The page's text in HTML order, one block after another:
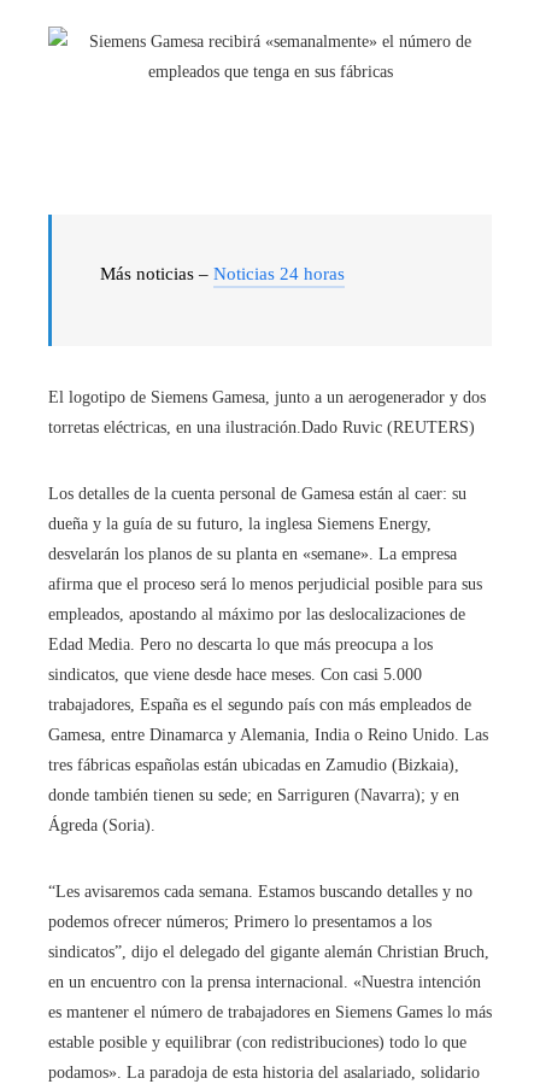
Más noticias – Noticias 24 horas
El logotipo de Siemens Gamesa, junto a un aerogenerador y dos
torretas eléctricas, en una ilustración.Dado Ruvic (REUTERS)
Los detalles de la cuenta personal de Gamesa están al caer: su
dueña y la guía de su futuro, la inglesa Siemens Energy,
desvelarán los planos de su planta en «semane». La empresa
afirma que el proceso será lo menos perjudicial posible para sus
empleados, apostando al máximo por las deslocalizaciones de
Edad Media. Pero no descarta lo que más preocupa a los
sindicatos, que viene desde hace meses. Con casi 5.000
trabajadores, España es el segundo país con más empleados de
Gamesa, entre Dinamarca y Alemania, India o Reino Unido. Las
tres fábricas españolas están ubicadas en Zamudio (Bizkaia),
donde también tienen su sede; en Sarriguren (Navarra); y en
Ágreda (Soria).
“Les avisaremos cada semana. Estamos buscando detalles y no
podemos ofrecer números; Primero lo presentamos a los
sindicatos”, dijo el delegado del gigante alemán Christian Bruch,
en un encuentro con la prensa internacional. «Nuestra intención
es mantener el número de trabajadores en Siemens Games lo más
estable posible y equilibrar (con redistribuciones) todo lo que
podamos». La paradoja de esta historia del asalariado, solidario